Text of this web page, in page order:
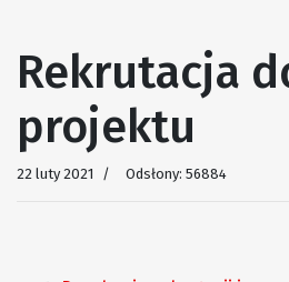
Rekrutacja
projektu
22 luty 2021 Odsłony: 56884